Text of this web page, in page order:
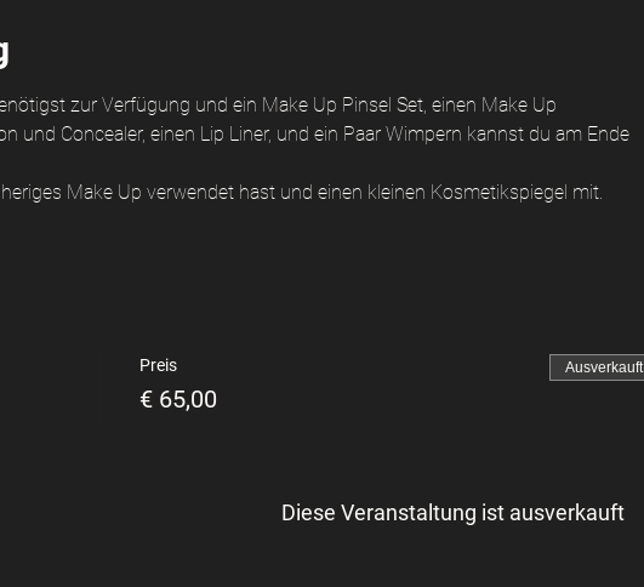
zur Verfügung und ein Make Up Pinsel Set, einen Make Up
und Concealer, einen Lip Liner, und ein Paar Wimpern kannst du am Ende
Make Up verwendet hast und einen kleinen Kosmetikspiegel mit.
Preis
€ 65,00
Ausverkauft
Diese Veranstaltung ist ausverkauft